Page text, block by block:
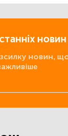
новин
новин,